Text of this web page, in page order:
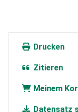
Drucken
Zitieren
Meinem
Datensatz